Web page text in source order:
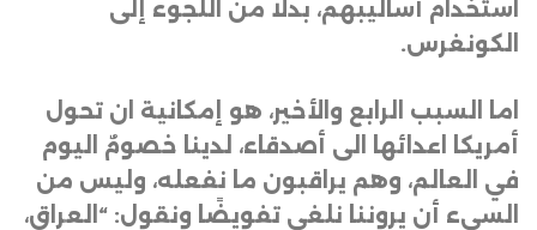
استخدام أساليبهم، بدلًا من اللجوء إلى
الكونغرس.
اما السبب الرابع والأخير، هو إمكانية ان تحول
أمريكا اعدائها الى أصدقاء، لدينا خصومٌ اليوم
في العالم، وهم يراقبون ما نفعله، وليس من
السيء أن يروننا نلغي تفويضًا ونقول: “العراق،